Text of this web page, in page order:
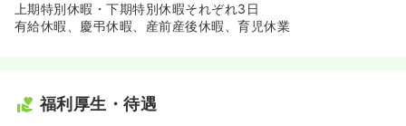
上期特別休暇・下期特別休暇それぞれ3日
有給休暇、慶弔休暇、産前産後休暇、育児休業
福利厚生・待遇